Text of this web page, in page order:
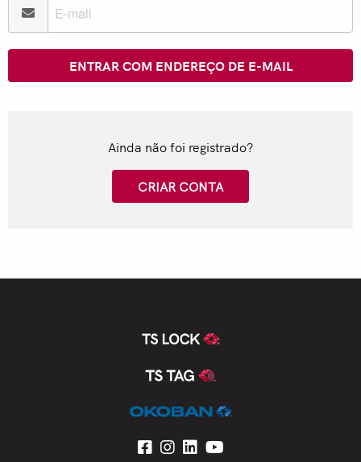
ENTRAR COM ENDEREÇO DE E-MAIL
Ainda não foi registrado?
CRIAR CONTA